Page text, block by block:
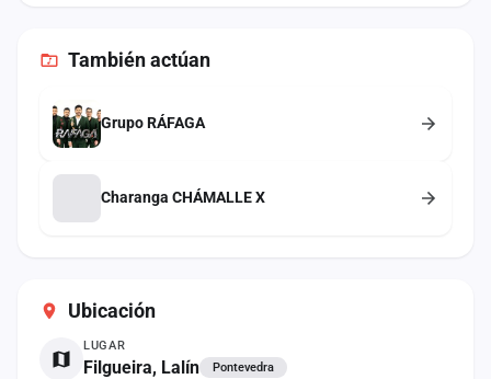
Ubicación
LUGAR
Filgueira, Lalín Pontevedra
Tambiénactúan
Grupo RÁFAGA
Charanga CHÁMALLE X